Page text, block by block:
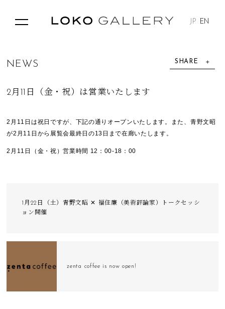
JP EN
SHARE
N E WS
2月11日（金・祝）は営業いたします
2月11日は祝日ですが、下記の通りオープンいたします。また、青野文昭
が2月11日から展覧会最終日の13日まで在廊いたします。
2月11日（金・祝）営業時間 12：00-18：00
1月22日（土）青野文昭 ✕ 福住廉（美術評論家）トークセッシ
ョン開催
zenta coffee is now open!